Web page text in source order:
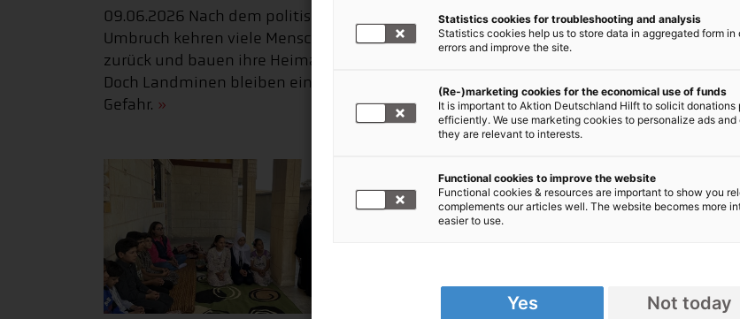
09.06.2026 Nach dem politischen
Umbruch kehren viele Menschen in Syrien
zurück und bauen ihre Heimat wieder auf.
Doch Landminen bleiben eine große
Gefahr.
02.04.2026 An der Grenze zwischen
und dem Libanon unterstützen die
Geflüchtete. Täglich behandeln die
400 Menschen.
Statistics cookies for troubleshooting and analysis
Statistics cookies help us to store data in aggregated form in
errors and improve the site.
(Re-)marketing cookies for the economical use of funds
It is important to Aktion Deutschland Hilft to solicit donations
efficiently. We use marketing cookies to personalize ads
they are relevant to interests.
Functional cookies to improve the website
Functional cookies & resources are important to show you
complements our articles well. The website becomes more
easier to use.
Yes Not today